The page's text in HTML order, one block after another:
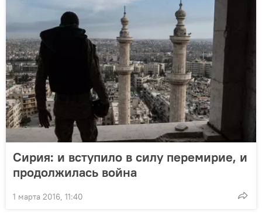
Сирия: и вступило в силу перемирие, и
продолжилась война
1 марта 2016, 11:40